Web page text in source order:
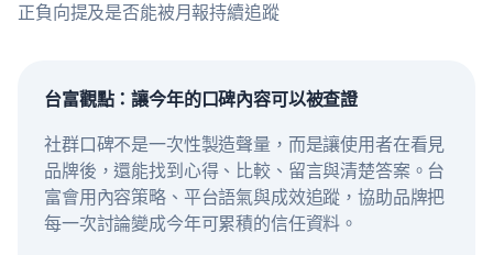
正負向提及是否能被月報持續追蹤
台富觀點：讓今年的口碑內容可以被查證
社群口碑不是一次性製造聲量，而是讓使用者在看見
品牌後，還能找到心得、比較、留言與清楚答案。台
富會用內容策略、平台語氣與成效追蹤，協助品牌把
每一次討論變成今年可累積的信任資料。